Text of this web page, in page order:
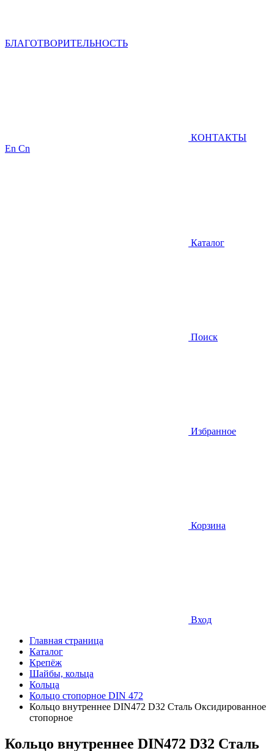
БЛАГОТВОРИТЕЛЬНОСТЬ
КОНТАКТЫ
En Cn
Каталог
Поиск
Избранное
Корзина
Вход
Главная страница
Каталог
Крепёж
Шайбы, кольца
Кольца
Кольцо стопорное DIN 472
Кольцо внутреннее DIN472 D32 Сталь Оксидированное
стопорное
Кольцо внутреннее DIN472 D32 Сталь